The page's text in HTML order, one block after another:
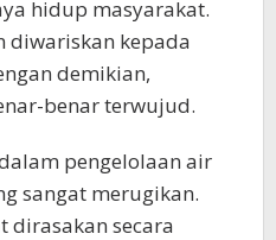
hidup masyarakat.
diwariskan kepada
demikian,
benar terwujud.
pengelolaan air
sangat merugikan.
dirasakan secara